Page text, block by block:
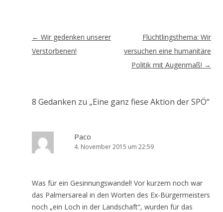
Artikel-
Navigation
← Wir gedenken unserer
Verstorbenen!
Flüchtlingsthema: Wir
versuchen eine humanitäre
Politik mit Augenmaß! →
8 Gedanken zu „Eine ganz fiese Aktion der SPÖ“
Paco
4. November 2015 um 22:59
Was für ein Gesinnungswandel! Vor kurzem noch war
das Palmersareal in den Worten des Ex-Bürgermeisters
noch „ein Loch in der Landschaft“, wurden für das